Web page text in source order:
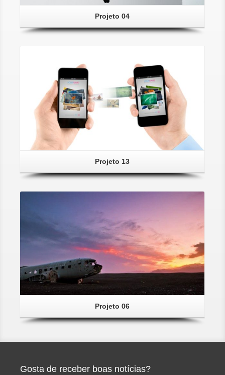
Projeto 04
Projeto 13
Projeto 06
Gosta de receber boas notícias?